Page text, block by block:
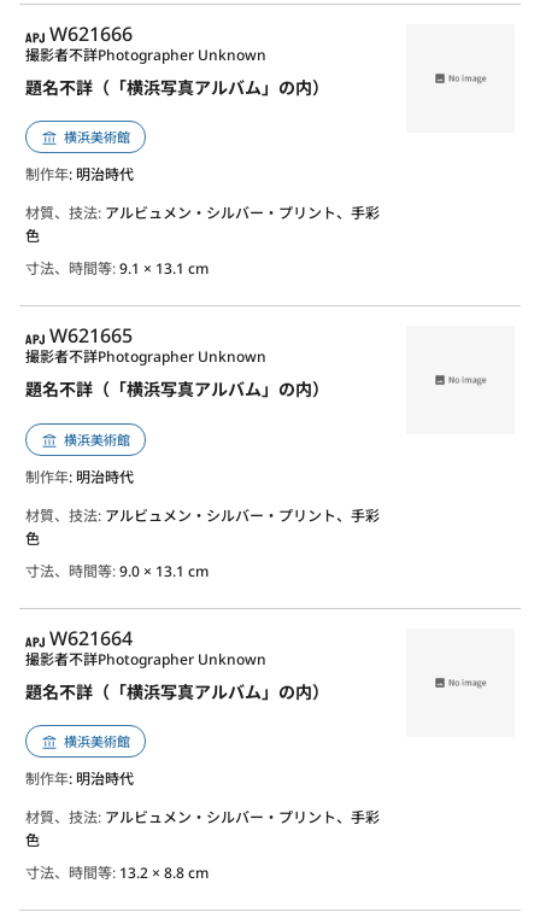
APJ
W621666
題名不詳（「横浜写真アルバム」の内）
撮影者不詳Photographer Unknown
横浜美術館
制作年: 明治時代
材質、技法: アルビュメン・シルバー・プリント、手彩
色
寸法、時間等:9.1 × 13.1 cm
APJ
W621665
題名不詳（「横浜写真アルバム」の内）
撮影者不詳Photographer Unknown
横浜美術館
制作年: 明治時代
材質、技法: アルビュメン・シルバー・プリント、手彩
色
寸法、時間等:9.0 × 13.1 cm
APJ
W621664
題名不詳（「横浜写真アルバム」の内）
撮影者不詳Photographer Unknown
横浜美術館
制作年: 明治時代
材質、技法: アルビュメン・シルバー・プリント、手彩
色
寸法、時間等: 13.2 × 8.8 cm